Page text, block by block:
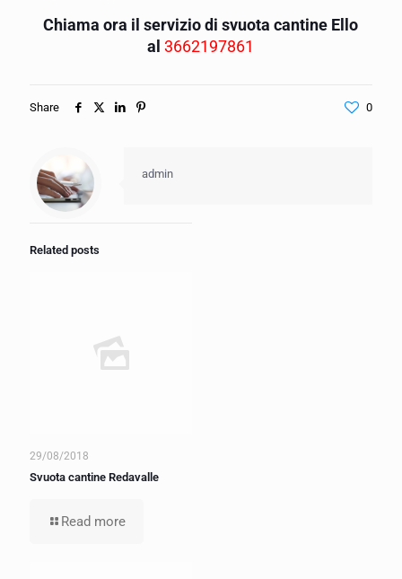
Chiama ora il servizio di svuota cantine Ello
al3662197861
Share 0
admin
Related posts
29/08/2018
Svuota cantine Redavalle
Read more